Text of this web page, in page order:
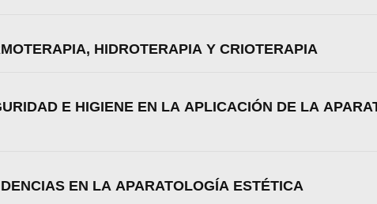
HIDROTERAPIA Y CRIOTERAPIA
E HIGIENE EN LA APLICACIÓN DE LA
EN LA APARATOLOGÍA ESTÉTICA